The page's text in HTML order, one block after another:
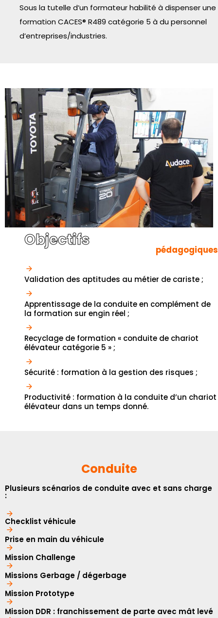
Sous la tutelle d’un formateur habilité à dispenser une
formation CACES® R489 catégorie 5 à du personnel
d’entreprises/industries.
Objectifs
pédagogiques
Validation des aptitudes au métier de cariste ;
Apprentissage de la conduite en complément de
la formation sur engin réel ;
Recyclage de formation « conduite de chariot
élévateur catégorie 5 » ;
Sécurité : formation à la gestion des risques ;
Productivité : formation à la conduite d’un chariot
élévateur dans un temps donné.
Conduite
Plusieurs scénarios de conduite avec et sans charge
:
Checklist véhicule
Prise en main du véhicule
Mission Challenge
Missions Gerbage / dégerbage
Mission Prototype
Mission DDR : franchissement de parte avec mât levé